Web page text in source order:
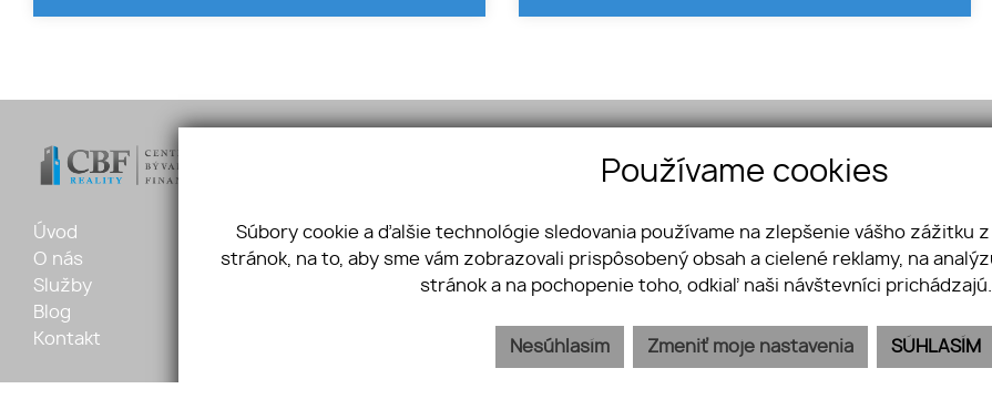
Úvod
O nás
Služby
Blog
Kontakt
Ponuka
Vložte dopyt
Šafáriková 17, 048 01 Rožňava
+421 905 742 996
mariantobisz@gmail.com
Používame cookies
Súbory cookie a ďalšie technológie sledovania používame na zlepšenie vášho zážitku
stránok, na to, aby sme vám zobrazovali prispôsobený obsah a cielené reklamy, na
stránok a na pochopenie toho, odkiaľ naši návštevníci prichádzajú.
SÚHLASÍM
Nesúhlasím Zmeniť moje nastavenia